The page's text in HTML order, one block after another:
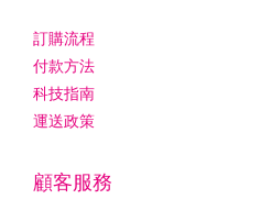
訂購流程
付款方法
科技指南
運送政策
顧客服務